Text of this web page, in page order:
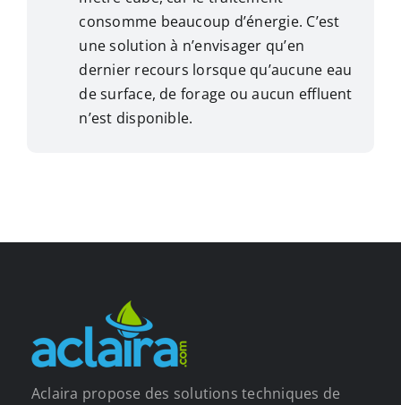
consomme beaucoup d’énergie. C’est
une solution à n’envisager qu’en
dernier recours lorsque qu’aucune eau
de surface, de forage ou aucun effluent
n’est disponible.
Aclaira propose des solutions techniques de